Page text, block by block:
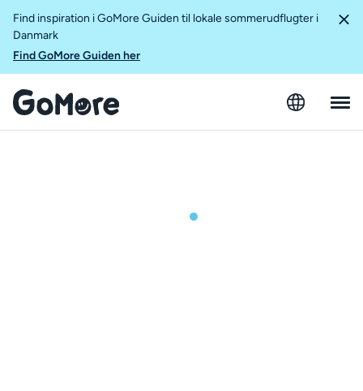
Find inspiration i GoMore Guiden til lokale sommerudflugter i
Danmark
Find GoMore Guiden her